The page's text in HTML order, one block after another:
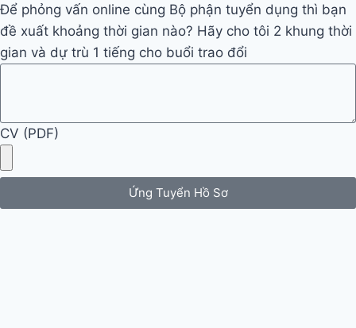
Để phỏng vấn online cùng Bộ phận tuyển dụng thì bạn
đề xuất khoảng thời gian nào? Hãy cho tôi 2 khung thời
gian và dự trù 1 tiếng cho buổi trao đổi
CV (PDF)
Ứng Tuyển Hồ Sơ